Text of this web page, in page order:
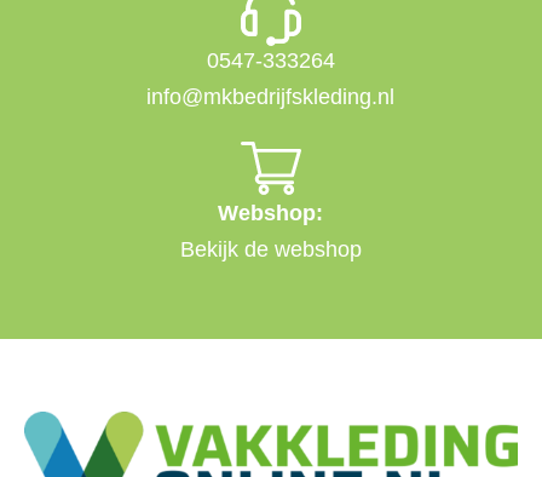
0547-333264
info@mkbedrijfskleding.nl
Webshop:
Bekijk de webshop